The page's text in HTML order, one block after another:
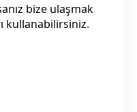
bize ulaşmak
kullanabilirsiniz.